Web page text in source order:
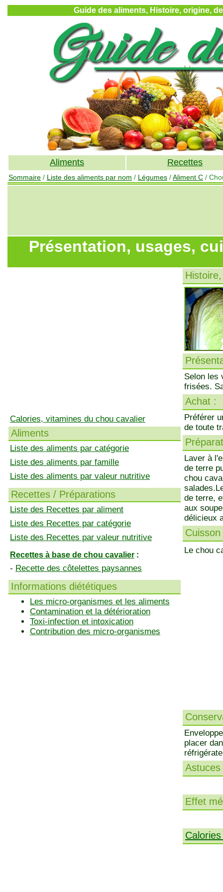
Guide des aliments, Histoire, origine,
Aliments Recettes
Sommaire / Liste des aliments par nom / Légumes /Aliment C /
Présentation, usages,
Calories, vitamines du chou cavalier
Aliments
Liste des aliments par catégorie
Liste des aliments par famille
Liste des aliments par valeur nutritive
Recettes / Préparations
Liste des Recettes par aliment
Liste des Recettes par catégorie
Liste des Recettes par valeur nutritive
Recettes à base de chou cavalier :
- Recette des côtelettes paysannes
Informations diététiques
Les micro-organismes et les aliments
Contamination et la détérioration
Toxi-infection et intoxication
Contribution des micro-organismes
Selon les
frisées.
Achat :
Préférer
de toute
Laver à
de terre
chou
de terre,
aux
délicieux
Cuisson
Le chou
placer
Astuces
Effet